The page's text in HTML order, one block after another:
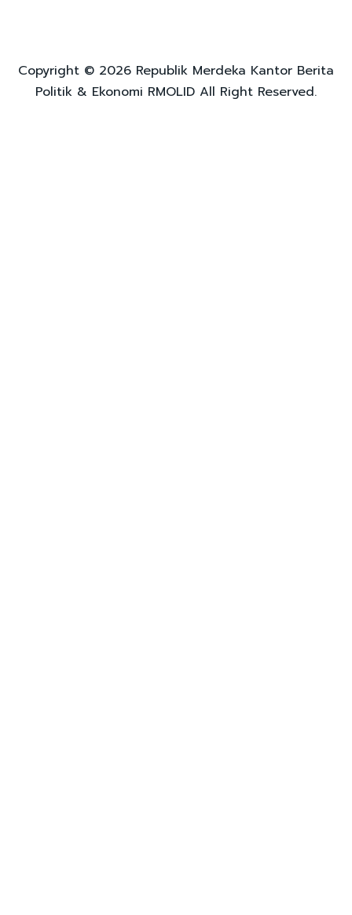
Copyright © 2026 Republik Merdeka Kantor Berita
Politik & Ekonomi RMOLID All Right Reserved.